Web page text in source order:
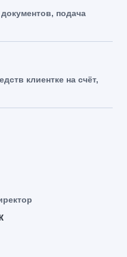
подача
клиентке на счёт,